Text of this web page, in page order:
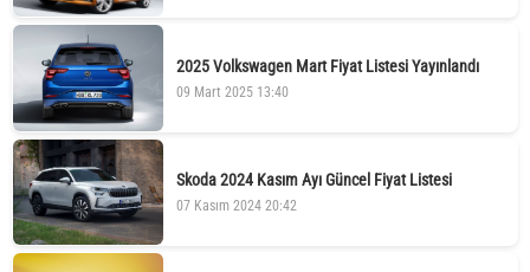
2025 Volkswagen Mart Fiyat Listesi Yayınlandı
09 Mart 2025 13:40
Skoda 2024 Kasım Ayı Güncel Fiyat Listesi
07 Kasım 2024 20:42